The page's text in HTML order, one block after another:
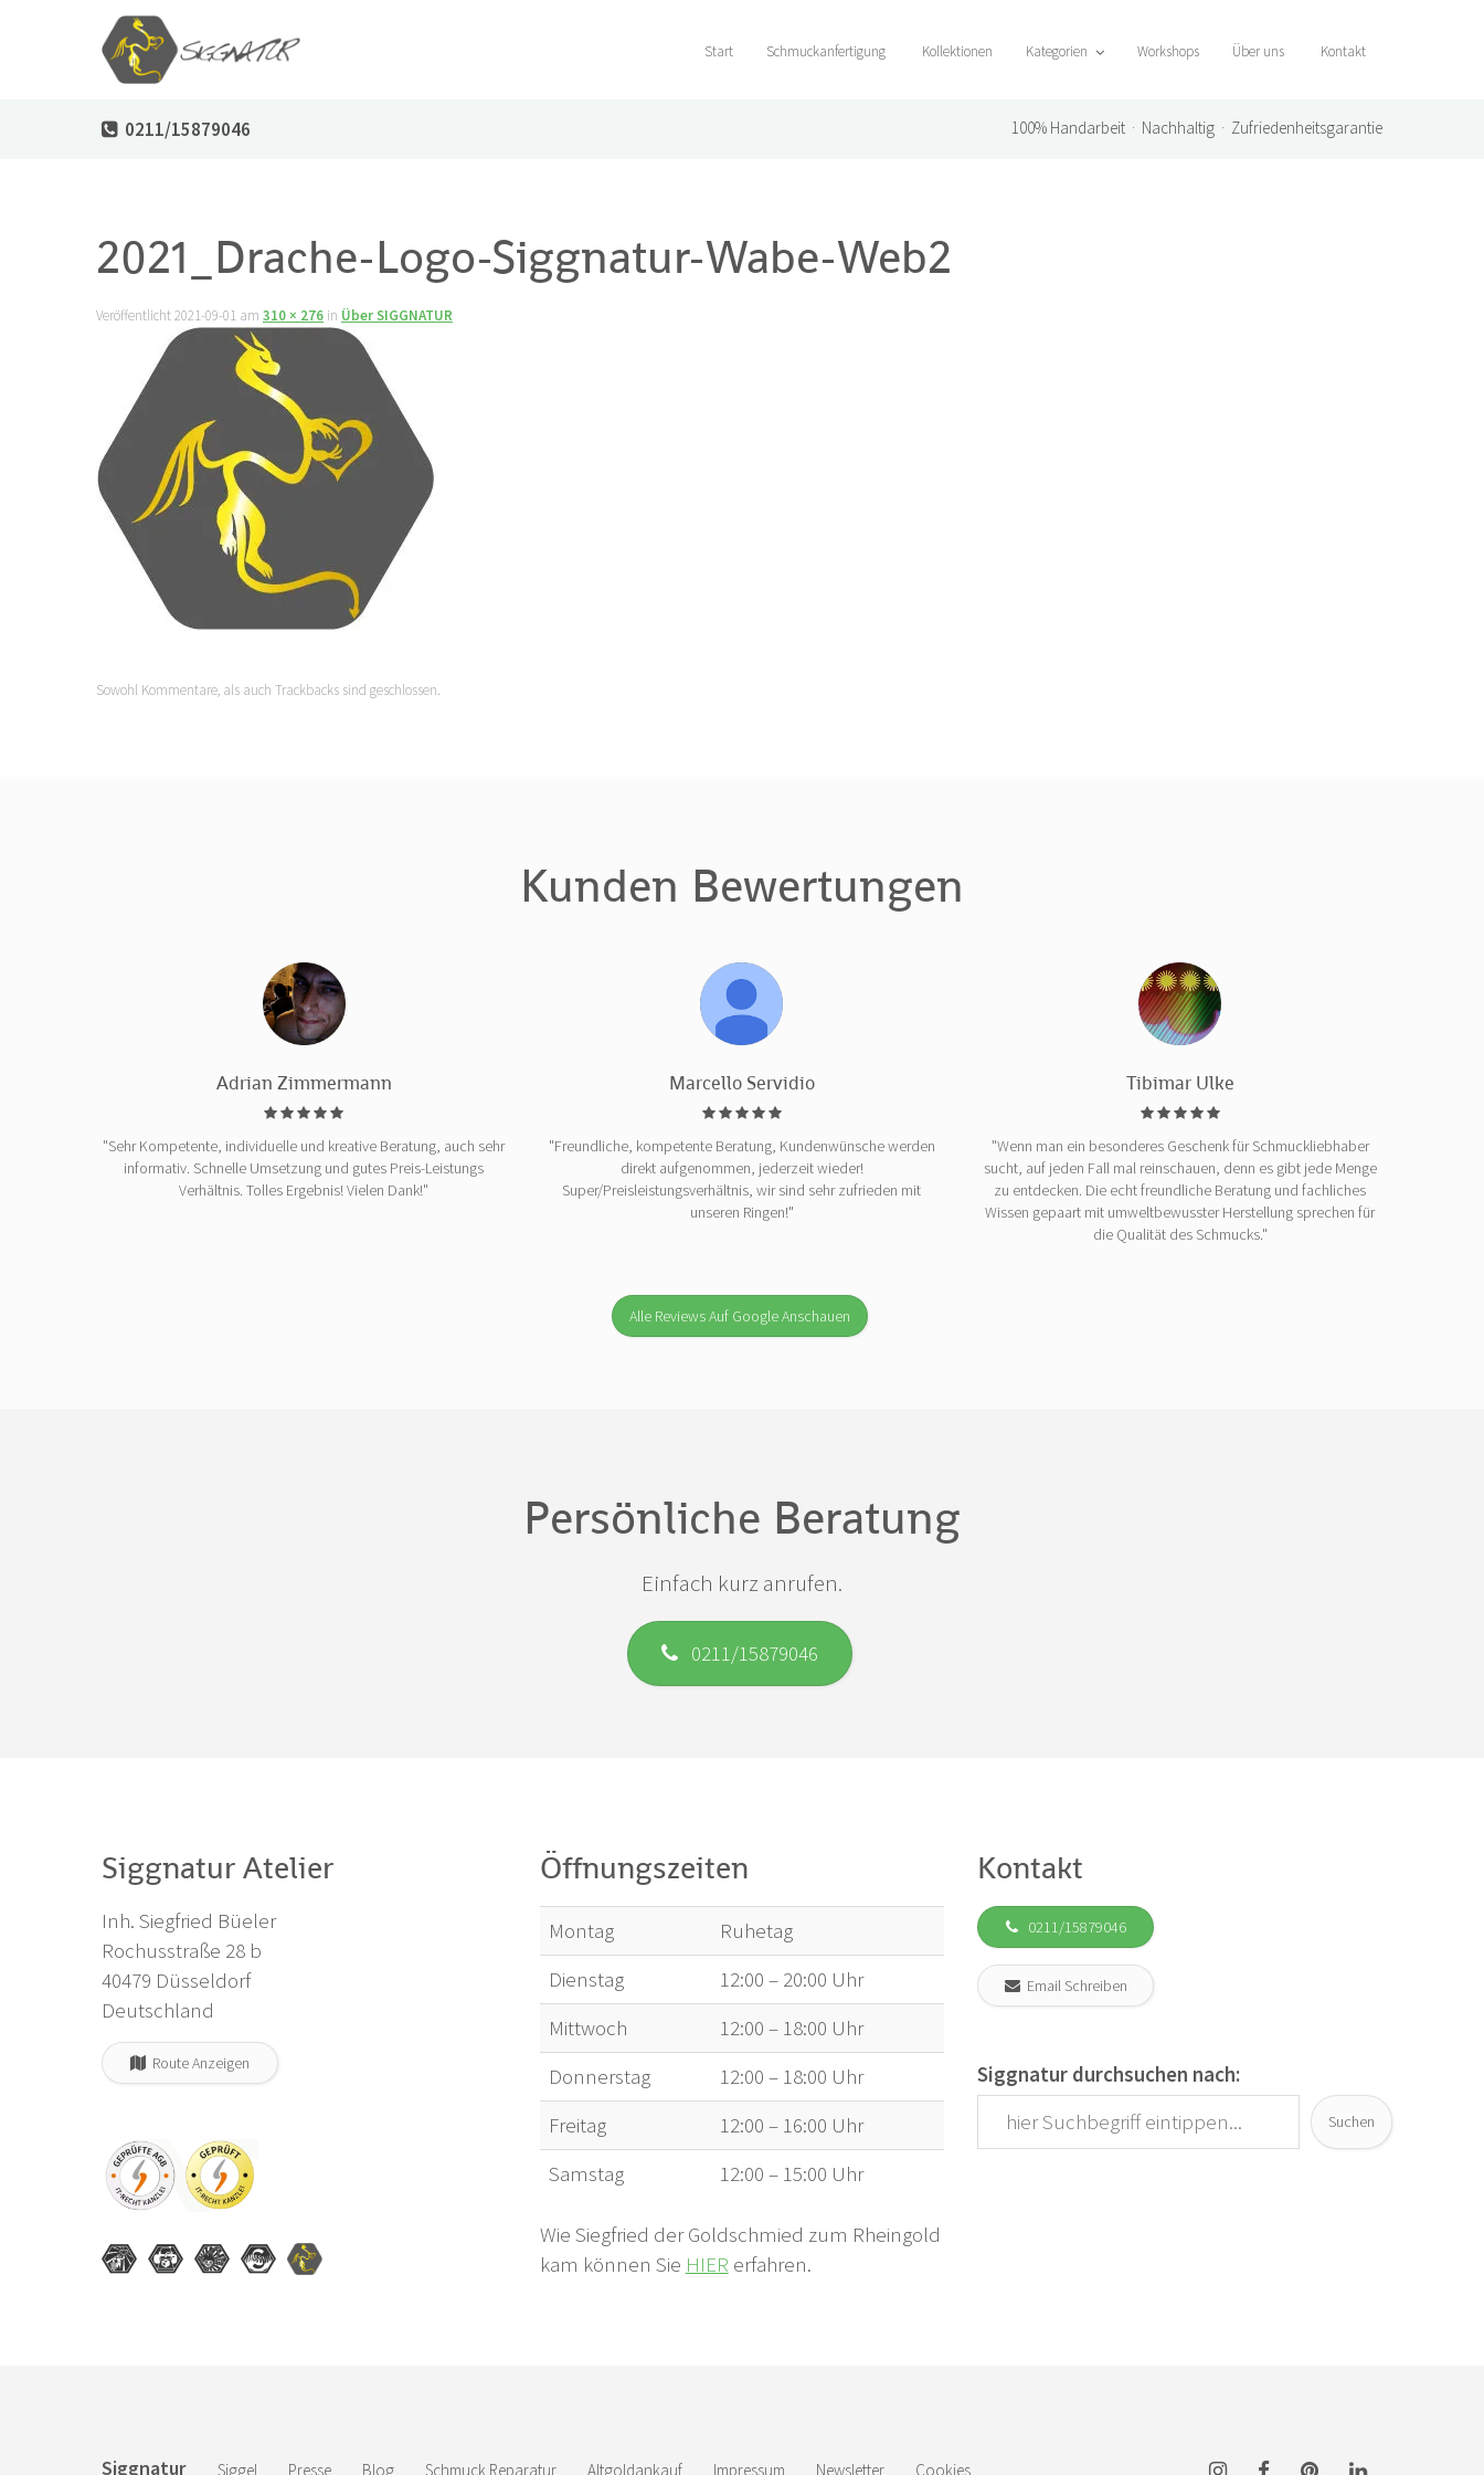
Start Schmuckanfertigung Kollektionen Kategorien Workshops Über uns Kontakt
0211/15879046 100% Handarbeit · Nachhaltig · Zufriedenheitsgarantie
2021_Drache-Logo-Siggnatur-Wabe-Web2
Veröffentlicht2021-09-01 am 310 × 276 in Über SIGGNATUR
Sowohl Kommentare, als auch Trackbacks sind geschlossen.
Kunden Bewertungen
Adrian Zimmermann
"Sehr Kompetente, individuelle und kreative Beratung, auch sehr
informativ. Schnelle Umsetzung und gutes Preis-Leistungs
Verhältnis. Tolles Ergebnis! Vielen Dank!"
Marcello Servidio
"Freundliche, kompetente Beratung, Kundenwünsche werden
direkt aufgenommen, jederzeit wieder!
Super/Preisleistungsverhältnis, wir sind sehr zufrieden mit
unseren Ringen!"
Tibimar Ulke
"Wenn man ein besonderes Geschenk für Schmuckliebhaber
sucht, auf jeden Fall mal reinschauen, denn es gibt jede Menge
zu entdecken. Die echt freundliche Beratung und fachliches
Wissen gepaart mit umweltbewusster Herstellung sprechen für
die Qualität des Schmucks."
Alle Reviews Auf Google Anschauen
Persönliche Beratung
Einfach kurz anrufen.
0211/15879046
Siggnatur Atelier
Inh. Siegfried Büeler
Rochusstraße 28 b
40479 Düsseldorf
Deutschland
Route Anzeigen
Öffnungszeiten
Montag
Ruhetag
Dienstag
12:00 – 20:00 Uhr
Mittwoch
12:00 – 18:00 Uhr
Donnerstag
12:00 – 18:00 Uhr
Freitag
12:00 – 16:00 Uhr
Samstag
12:00 – 15:00 Uhr
Wie Siegfried der Goldschmied zum Rheingold
kam können Sie HIER erfahren.
Kontakt
0211/15879046
Email Schreiben
Siggnatur durchsuchen nach:
Suchen
Siggnatur Siggel Presse Blog Schmuck Reparatur Altgoldankauf Impressum Newsletter Cookies